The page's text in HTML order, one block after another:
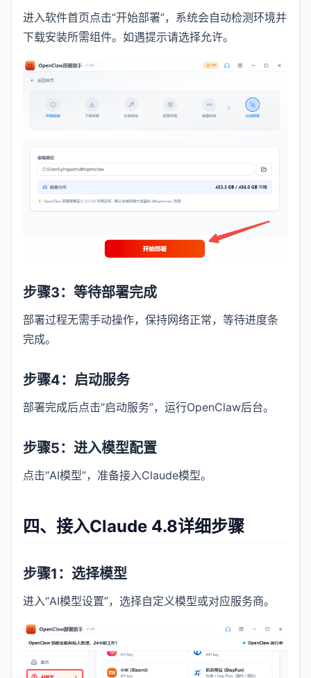
进入软件首页点击“开始部署”，系统会自动检测环境并
下载安装所需组件。如遇提示请选择允许。
步骤3：等待部署完成
部署过程无需手动操作，保持网络正常，等待进度条
完成。
步骤4：启动服务
部署完成后点击“启动服务”，运行OpenClaw后台。
步骤5：进入模型配置
点击“AI模型”，准备接入Claude模型。
四、接入Claude 4.8详细步骤
步骤1：选择模型
进入“AI模型设置”，选择自定义模型或对应服务商。